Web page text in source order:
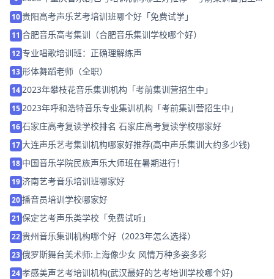
中」
10贵阳高考声乐艺考培训班哪个好「免费试学」
11 合肥音乐高考集训（合肥音乐集训学校哪个好）
12专业唱歌培训班：正确理解练声
13形体舞蹈老师（全职）
14 2023年攀枝花音乐集训机构「考前集训营招生中」
15 2023年呼和浩特音乐专业集训机构「考前集训营招生中」
16石家庄高考复读学校排名 石家庄高考复读学校哪家好
17大连声乐艺考集训机构哪家好推荐(高中声乐集训大约多少钱)
18 中国音乐学院民族声乐大师班在暑期进行！
19 济南艺考音乐培训班哪家好
20播音员培训学校哪家好
21 保定艺考声乐类学校「免费试听」
22贵州音乐集训机构哪个好（2023年怎么选择）
23俄罗斯舞台美术师:上海像少女 风情万种多姿多彩
24孝感美声艺考培训机构(武汉最好的艺考培训学校哪个好)